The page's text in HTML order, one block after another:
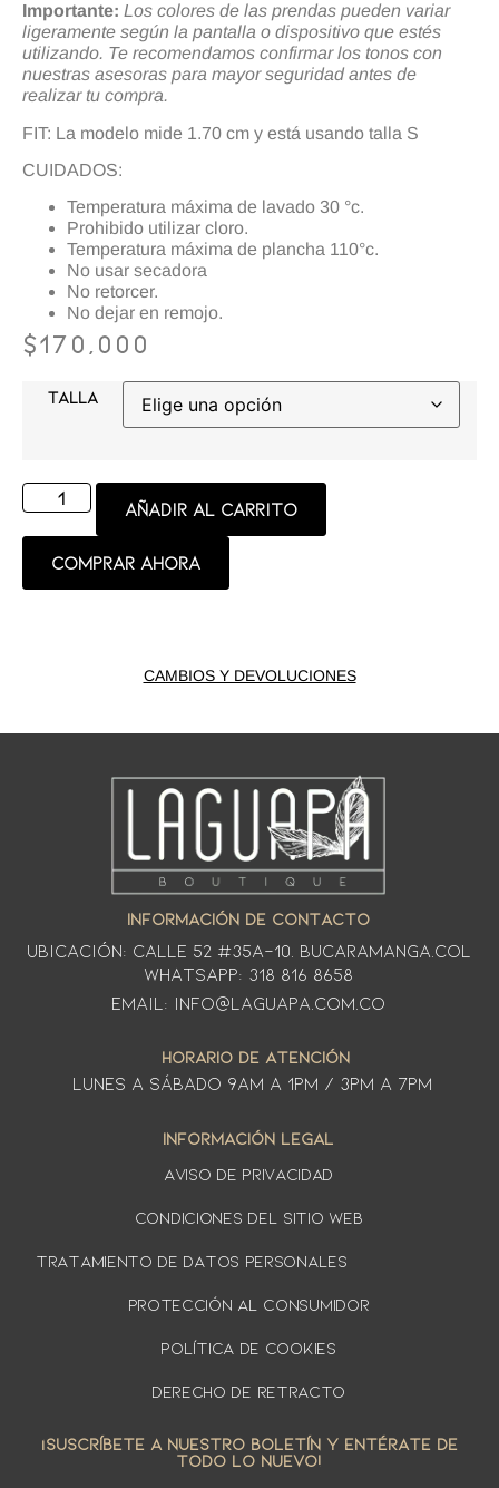
Importante: Los colores de las prendas pueden variar
ligeramente según la pantalla o dispositivo que estés
utilizando. Te recomendamos confirmar los tonos con
nuestras asesoras para mayor seguridad antes de
realizar tu compra.
FIT: La modelo mide 1.70 cm y está usando talla S
CUIDADOS:
Temperatura máxima de lavado 30 °c.
Prohibido utilizar cloro.
Temperatura máxima de plancha 110°c.
No usar secadora
No retorcer.
No dejar en remojo.
$170,000
TALLA
Añadir al carrito
Comprar ahora
CAMBIOS Y DEVOLUCIONES
INFORMACIÓN DE CONTACTO
Ubicación: CALLE 52 #35A-10. Bucaramanga.Col
WhatsApp: 318 816 8658
Email: info@laguapa.com.co
HORARIO DE ATENCIÓN
LUNES A SÁbado 9am a 1pm / 3pm a 7pm
¡SUSCRÍBETE A NUESTRO BOLETÍN Y ENTÉRATE DE
TODO LO NUEVO!
INFORMACIÓN LEGAL
AVISO DE PRIVACIDAD
Condiciones del sitio web
TRATAMIENTO DE DATOS PERSONALES
PROTECCIÓN AL CONSUMIDOR
Política de cookies
DERECHO DE RETRACTO